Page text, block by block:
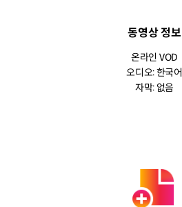
동영상 정보
온라인 VOD
오디오: 한국어
자막: 없음